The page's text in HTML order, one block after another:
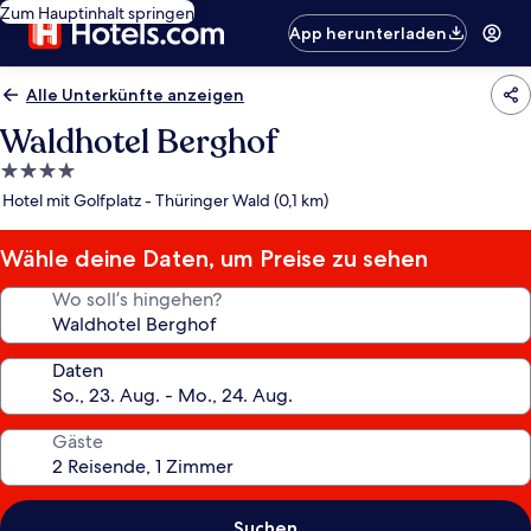
Zum Hauptinhalt springen
App herunterladen
Alle Unterkünfte anzeigen
Waldhotel Berghof
4.0-
Sterne-
Hotel mit Golfplatz - Thüringer Wald (0,1 km)
Wähle deine Daten, um Preise zu sehen
Wo soll’s hingehen?
Daten
Gäste